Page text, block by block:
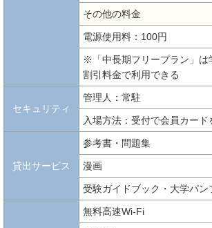
その他の料金
電源使用料：100円
※「中長期フリープラン」は
割引料金で利用できる
セキュリティ
管理人：常駐
入場方法：受付で会員カード
貸出サービス
参考書・問題集
漫画
受験ガイドブック・大学パン
無料高速Wi-Fi